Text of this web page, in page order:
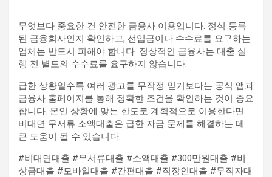
무엇보다 중요한 건 안전한 금융사 이용입니다. 정식 등록
된 금융회사인지 확인하고, 선입금이나 수수료를 요구하는
업체는 반드시 피해야 합니다. 정상적인 금융사는 대출 실
행 전 별도의 수수료를 요구하지 않습니다.
급한 상황일수록 여러 광고를 무작정 믿기보다는 공식 앱과
금융사 홈페이지를 통해 정확한 조건을 확인하는 것이 중요
합니다. 본인 상황에 맞는 한도로 계획적으로 이용한다면
비대면 무서류 소액대출은 급한 자금 문제를 해결하는 데
큰 도움이 될 수 있습니다.
#비대면대출 #무서류대출 #소액대출 #300만원대출 #비
상금대출 #모바일대출 #간편대출 #직장인대출 #무직자대